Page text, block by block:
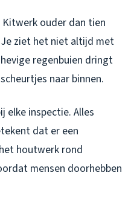
Kitwerk ouder dan tien
ziet het niet altijd met
regenbuien dringt
naar binnen.
elke inspectie. Alles
dat er een
houtwerk rond
mensen doorhebben